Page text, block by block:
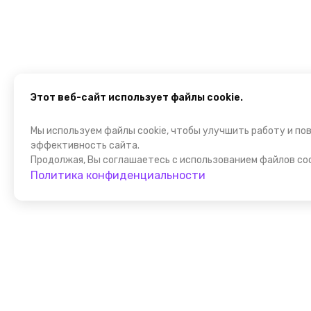
Этот веб-сайт использует файлы cookie.
Мы используем файлы cookie, чтобы улучшить работу и
эффективность сайта.
Продолжая, Вы соглашаетесь с использованием файлов
Политика конфиденциальности